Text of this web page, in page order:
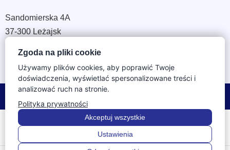
Sandomierska 4A
37-300 Leżajsk
REGON: 180933172
Zgoda na pliki cookie
Używamy plików cookies, aby poprawić Twoje
doświadczenia, wyświetlać spersonalizowane treści i
analizować ruch na stronie.
Polityka prywatności
Ustawienia
Akceptuj wszystkie